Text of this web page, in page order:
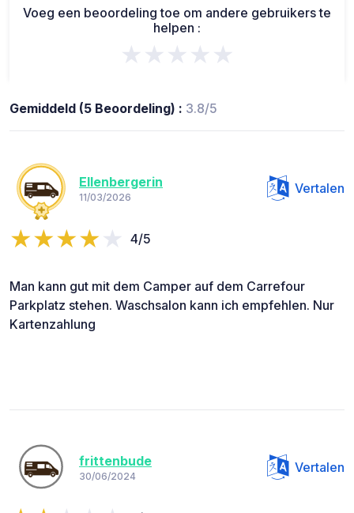
Voeg een beoordeling toe om andere gebruikers te
helpen :
★★★★★
Gemiddeld (5 Beoordeling) : 3.8/5
Ellenbergerin
11/03/2026
Vertalen
4/5
Man kann gut mit dem Camper auf dem Carrefour
Parkplatz stehen. Waschsalon kann ich empfehlen. Nur
Kartenzahlung
frittenbude
30/06/2024
Vertalen